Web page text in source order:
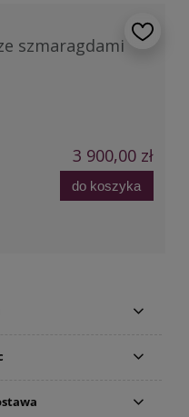
szmaragdami
3 900,00 zł
do koszyka